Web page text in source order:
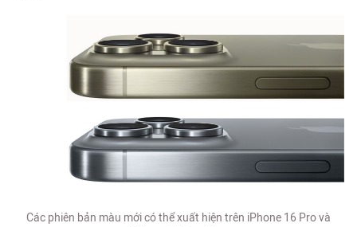
Các phiên bản màu mới có thể xuất hiện trên iPhone 16 Pro và